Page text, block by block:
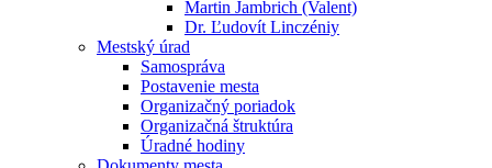
Martin Jambrich (Valent)
Dr. Ľudovít Linczéniy
Mestský úrad
Samospráva
Postavenie mesta
Organizačný poriadok
Organizačná štruktúra
Úradné hodiny